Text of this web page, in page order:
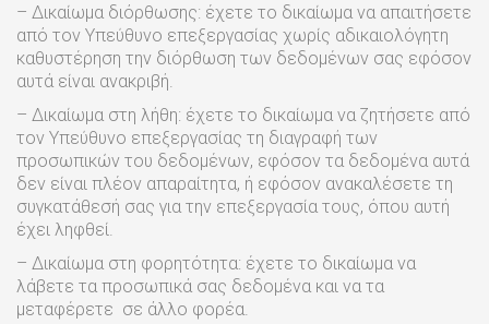
– Δικαίωμα διόρθωσης: έχετε το δικαίωμα να απαιτήσετε
από τον Υπεύθυνο επεξεργασίας χωρίς αδικαιολόγητη
καθυστέρηση την διόρθωση των δεδομένων σας εφόσον
αυτά είναι ανακριβή.
– Δικαίωμα στη λήθη: έχετε το δικαίωμα να ζητήσετε από
τον Υπεύθυνο επεξεργασίας τη διαγραφή των
προσωπικών του δεδομένων, εφόσον τα δεδομένα αυτά
δεν είναι πλέον απαραίτητα, ή εφόσον ανακαλέσετε τη
συγκατάθεσή σας για την επεξεργασία τους, όπου αυτή
έχει ληφθεί.
– Δικαίωμα στη φορητότητα: έχετε το δικαίωμα να
λάβετε τα προσωπικά σας δεδομένα και να τα
μεταφέρετε σε άλλο φορέα.